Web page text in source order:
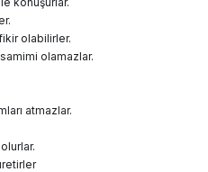
olabilirler.
olamazlar.
atmazlar.